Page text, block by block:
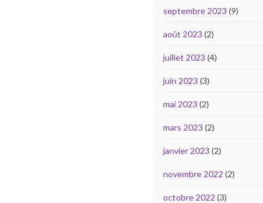
septembre 2023 (9)
août 2023 (2)
juillet 2023 (4)
juin 2023 (3)
mai 2023 (2)
mars 2023 (2)
janvier 2023 (2)
novembre 2022 (2)
octobre 2022 (3)